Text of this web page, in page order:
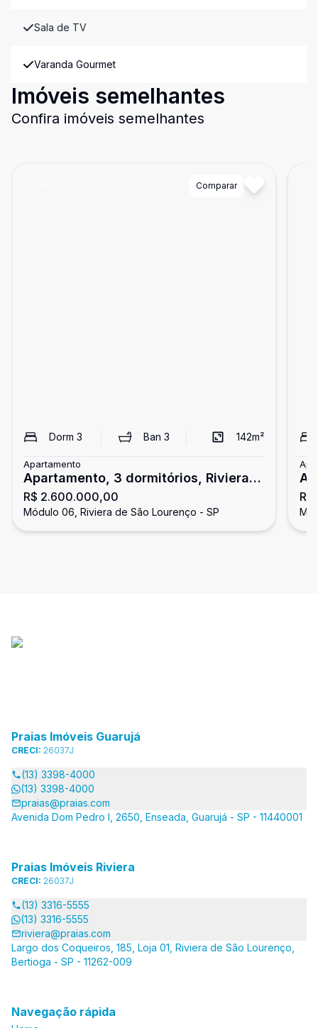
Sala de TV
Varanda Gourmet
Imóveis semelhantes
Confira imóveis semelhantes
Comparar
Dorm 3 Ban3 142m²
Apartamento
Apartamento, 3 dormitórios, Riviera
de São Lourenço
R$ 2.600.000,00
Módulo 06, Riviera de São Lourenço - SP
Praias Imóveis Guarujá
CRECI: 26037J
(13) 3398-4000
(13) 3398-4000
praias@praias.com
Avenida Dom Pedro I, 2650, Enseada, Guarujá - SP - 11440001
Praias Imóveis Riviera
CRECI: 26037J
(13) 3316-5555
(13) 3316-5555
riviera@praias.com
Largo dos Coqueiros, 185, Loja 01, Riviera de São Lourenço,
Bertioga - SP - 11262-009
Navegação rápida